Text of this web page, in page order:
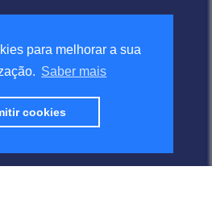
para melhorar a sua
Saber mais
cookies